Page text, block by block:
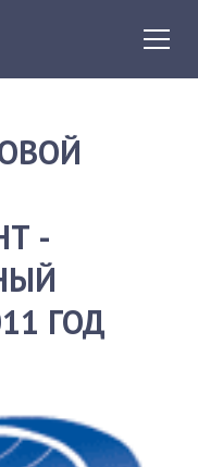
-
ГОД